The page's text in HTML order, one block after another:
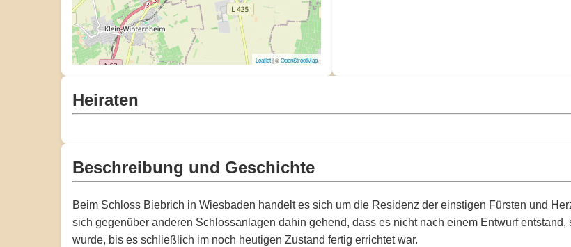
Leaflet| ©OpenStreetMap
Heiraten
Beschreibung und Geschichte
Beim Schloss Biebrich in Wiesbaden handelt es sich um die Residenz der einstigen Fürsten und
sich gegenüber anderen Schlossanlagen dahin gehend, dass es nicht nach einem Entwurf
wurde, bis es schließlich im noch heutigen Zustand fertig errichtet war.